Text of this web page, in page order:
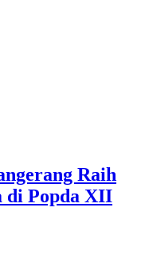
Raih
di Popda XII